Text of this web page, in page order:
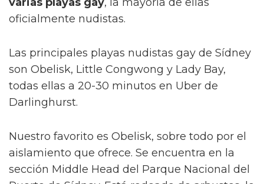
oficialmente nudistas.
Las principales playas nudistas gay de Sídney
son Obelisk, Little Congwong y Lady Bay,
todas ellas a 20-30 minutos en Uber de
Darlinghurst.
Nuestro favorito es Obelisk, sobre todo por el
aislamiento que ofrece. Se encuentra en la
sección Middle Head del Parque Nacional del